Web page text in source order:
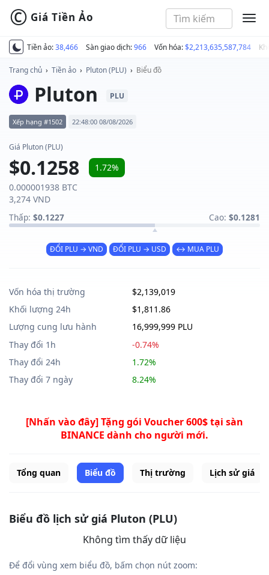
Tiền ảo:38,466 Sàn giao dịch:966 Vốn hóa:$2,213,635,587,784
© Giá Tiền Ảo
Trang chủ › Tiền ảo › Pluton (PLU) › Biểu đồ
Pluton PLU
Xếp hạng #1502 22:48:00 08/08/2026
Giá Pluton (PLU)
$0.1258
1.72%
0.000001938 BTC
3,274 VND
Thấp: $0.1227 Cao: $0.1281
ĐỔI PLU → VND ĐỔI PLU → USD ↔ MUA PLU
Vốn hóa thị trường
$2,139,019
Khối lượng 24h
$1,811.86
Lượng cung lưu hành
16,999,999 PLU
Thay đổi 1h
-0.74%
Thay đổi 24h
1.72%
Thay đổi 7 ngày
8.24%
[Nhấn vào đây] Tặng gói Voucher 600$ tại sàn
BINANCE dành cho người mới.
Tổng quan Biểu đồ Thị trường Lịch sử giá
Biểu đồ lịch sử giá Pluton (PLU)
Không tìm thấy dữ liệu
Để đổi vùng xem biểu đồ, bấm chọn nút zoom: